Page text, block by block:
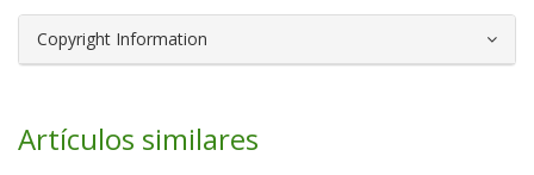
Copyright Information
Artículos similares